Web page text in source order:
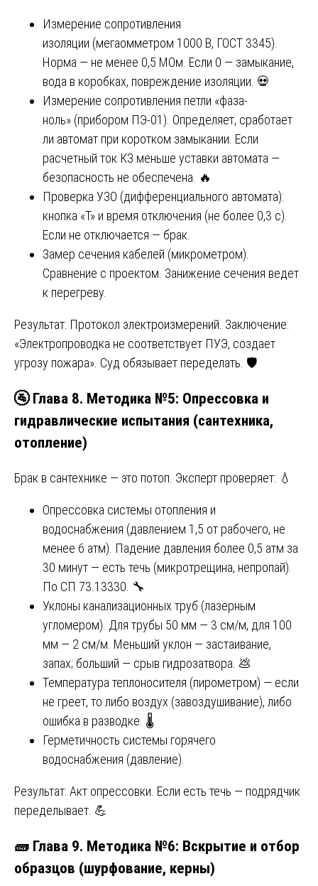
Измерение сопротивления
изоляции (мегаомметром 1000 В, ГОСТ 3345).
Норма — не менее 0,5 МОм. Если 0 — замыкание,
вода в коробках, повреждение изоляции. 💀
Измерение сопротивления петли «фаза-
ноль» (прибором ПЭ-01). Определяет, сработает
ли автомат при коротком замыкании. Если
расчетный ток КЗ меньше уставки автомата —
безопасность не обеспечена. 🔥
Проверка УЗО (дифференциального автомата):
кнопка «Т» и время отключения (не более 0,3 с).
Если не отключается — брак.
Замер сечения кабелей (микрометром).
Сравнение с проектом. Занижение сечения ведет
к перегреву.
Результат: Протокол электроизмерений. Заключение:
«Электропроводка не соответствует ПУЭ, создает
угрозу пожара». Суд обязывает переделать. 🛡️
🚰 Глава 8. Методика №5: Опрессовка и
гидравлические испытания (сантехника,
отопление)
Брак в сантехнике — это потоп. Эксперт проверяет: 💧
Опрессовка системы отопления и
водоснабжения (давлением 1,5 от рабочего, не
менее 6 атм). Падение давления более 0,5 атм за
30 минут — есть течь (микротрещина, непропай).
По СП 73.13330. 🔧
Уклоны канализационных труб (лазерным
угломером). Для трубы 50 мм — 3 см/м, для 100
мм — 2 см/м. Меньший уклон — застаивание,
запах; больший — срыв гидрозатвора. 💩
Температура теплоносителя (пирометром) — если
не греет, то либо воздух (завоздушивание), либо
ошибка в разводке. 🌡️
Герметичность системы горячего
водоснабжения (давление).
Результат: Акт опрессовки. Если есть течь — подрядчик
переделывает. 💪
🧱 Глава 9. Методика №6: Вскрытие и отбор
образцов (шурфование, керны)